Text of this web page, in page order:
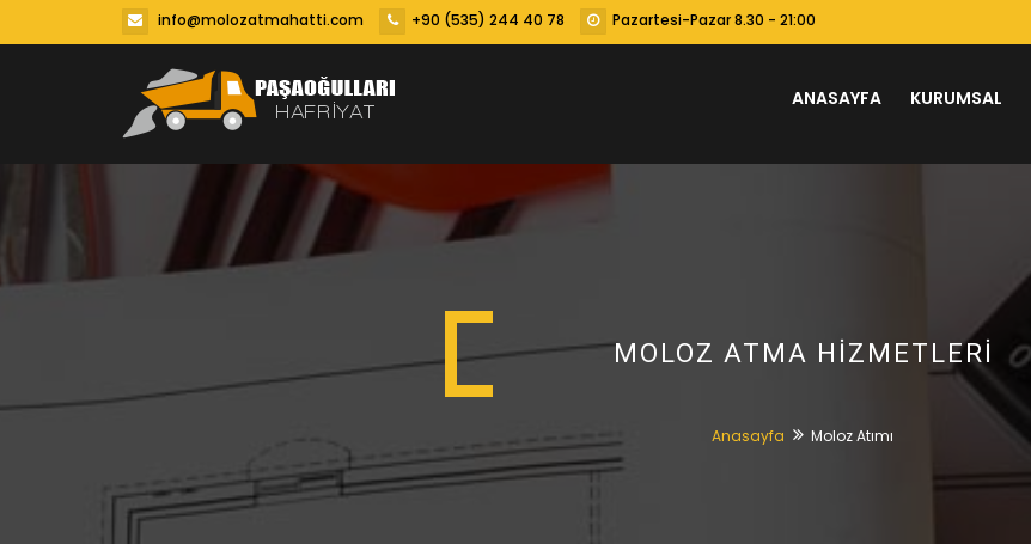
info@molozatmahatti.com +90 (535) 244 40 78 Pazartesi-Pazar 8.30 - 21:00
ANASAYFA KURUMSAL
MOLOZ ATMA HIZMETLERI
Anasayfa Moloz Atımı